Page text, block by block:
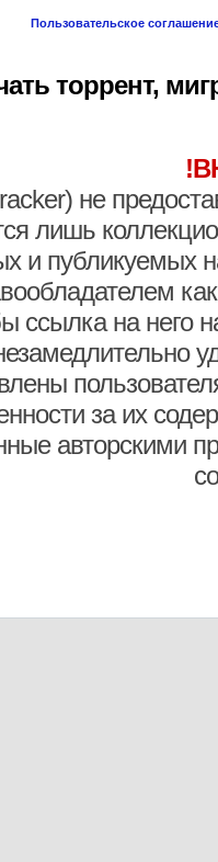
Пользовательское
торрент,
не
лишь
и публикуемых
ссылка на него
за их
авторскими